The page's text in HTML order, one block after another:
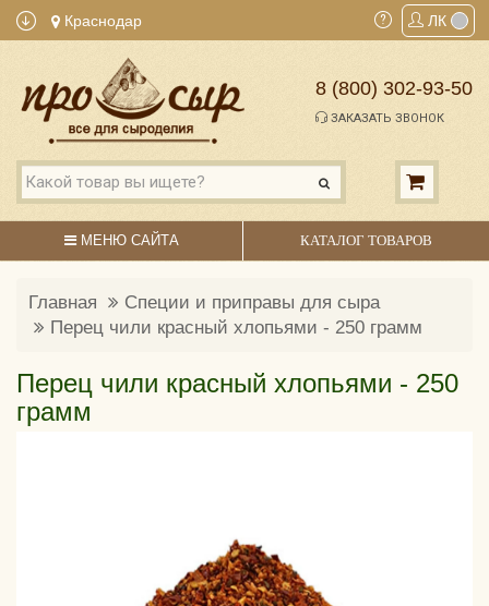
Краснодар ЛК
8 (800) 302-93-50
ЗАКАЗАТЬ ЗВОНОК
МЕНЮ САЙТА КАТАЛОГ ТОВАРОВ
Главная
Специи и приправы для сыра
Перец чили красный хлопьями - 250 грамм
Перец чили красный хлопьями - 250
грамм